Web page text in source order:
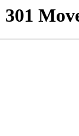
301